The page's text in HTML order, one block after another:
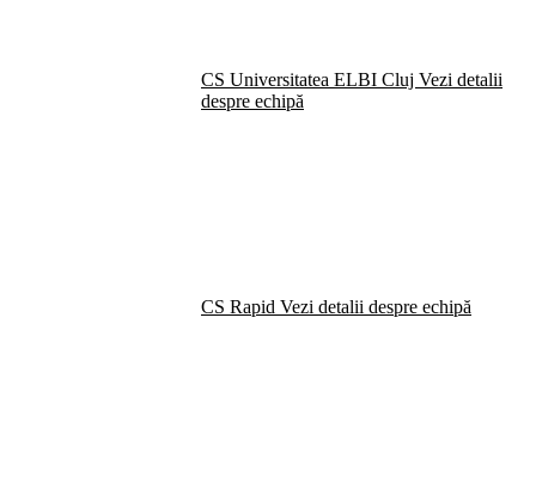
CS Universitatea ELBI Cluj Vezi detalii
despre echipă
CS Rapid Vezi detalii despre echipă